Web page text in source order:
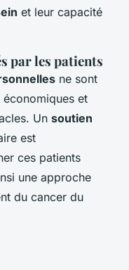
et leur capacité
par les patients
ne sont
et
Un soutien
est
ces patients
une approche
du cancer du